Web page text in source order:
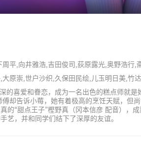
平,向井雅浩,吉田俊司,荻原露光,奥野浩行
原崇,世户沙织,久保田民绘,儿玉明日美,竹
的喜爱和眷恋，成为一名出色的糕点师就
却告诉小莓，她有着极高的烹饪天赋，
的“甜点王子”樫野真（冈本信彦 配音）
艺，并和同学们结下了深厚的友谊。